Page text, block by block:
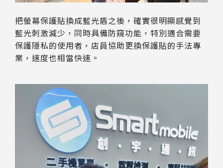
把螢幕保護貼換成藍光盾之後，確實很明顯感覺到
藍光刺激減少，同時具備防窺功能，特別適合需要
保護隱私的使用者，店員協助更換保護貼的手法專
業，速度也相當快速。